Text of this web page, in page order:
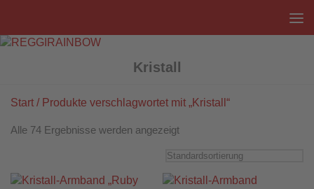
Kristall
Start / Produkte verschlagwortet mit „Kristall“
Alle 74 Ergebnisse werden angezeigt